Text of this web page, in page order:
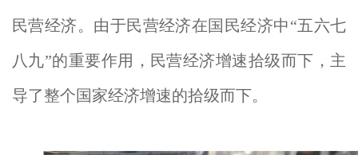
民营经济。由于民营经济在国民经济中“五六七
八九”的重要作用，民营经济增速拾级而下，主
导了整个国家经济增速的拾级而下。